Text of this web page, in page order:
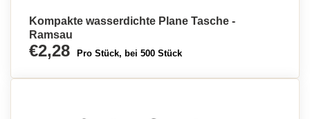
Kompakte wasserdichte Plane Tasche -
Ramsau
€2,28 Pro Stück, bei 500 Stück